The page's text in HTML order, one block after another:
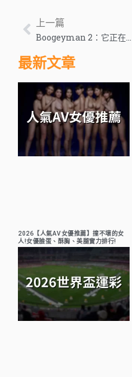
上一篇
最新文章
2026【人氣AV女優推薦】撞不壞的女
人!女優臉蛋、酥胸、美腿實力排行!